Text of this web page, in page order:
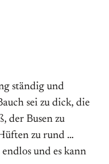
ständig und
sei zu dick, die
der Busen zu
zu rund …
und es kann